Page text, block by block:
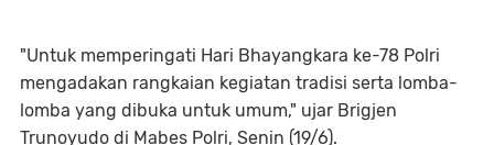
"Untuk memperingati Hari Bhayangkara ke-78 Polri
mengadakan rangkaian kegiatan tradisi serta lomba-
lomba yang dibuka untuk umum," ujar Brigjen
Trunoyudo di Mabes Polri, Senin (19/6).